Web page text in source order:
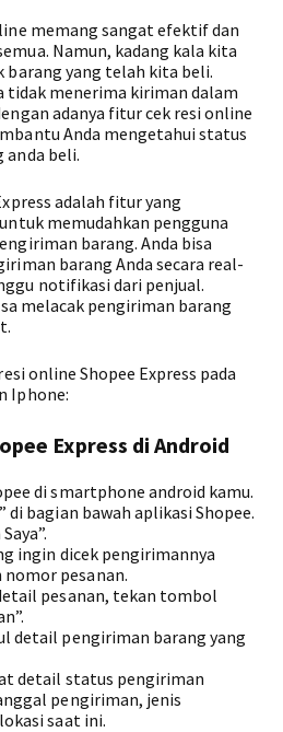
memang sangat efektif dan
Namun, kadang kala kita
barang yang telah kita beli.
menerima kiriman dalam
adanya fitur cek resi online
Anda mengetahui status
anda beli.
adalah fitur yang
memudahkan pengguna
barang. Anda bisa
barang Anda secara real-
notifikasi dari penjual.
melacak pengiriman barang
online Shopee Express pada
Iphone:
Express di Android
di smartphone android kamu.
di bagian bawah aplikasi Shopee.
ingin dicek pengirimannya
nomor pesanan.
pesanan, tekan tombol
detail pengiriman barang yang
detail status pengiriman
pengiriman, jenis
saat ini.